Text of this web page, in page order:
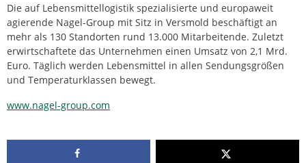
Die auf Lebensmittellogistik spezialisierte und europaweit
agierende Nagel-Group mit Sitz in Versmold beschäftigt an
mehr als 130 Standorten rund 13.000 Mitarbeitende. Zuletzt
erwirtschaftete das Unternehmen einen Umsatz von 2,1 Mrd.
Euro. Täglich werden Lebensmittel in allen Sendungsgrößen
und Temperaturklassen bewegt.
www.nagel-group.com